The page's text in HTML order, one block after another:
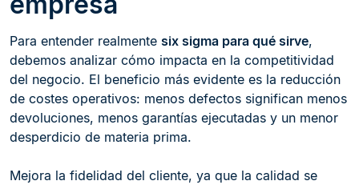
Para entender realmente six sigma para qué sirve,
debemos analizar cómo impacta en la competitividad
del negocio. El beneficio más evidente es la reducción
de costes operativos: menos defectos significan menos
devoluciones, menos garantías ejecutadas y un menor
desperdicio de materia prima.
Mejora la fidelidad del cliente, ya que la calidad se